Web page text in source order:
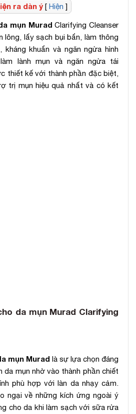
ra dàn ý [ Hiện ]
mụn Murad Clarifying Cleanser
lông, lấy sạch bụi bẩn, làm thông
kháng khuẩn và ngăn ngừa hình
lành mụn và ngăn ngừa tái
thiết kế với thành phần đặc biệt,
trị mụn hiệu quả nhất và có kết
da mụn Murad Clarifying
mụn Murad là sự lựa chọn đáng
da mụn nhờ vào thành phần chiết
phù hợp với làn da nhạy cảm.
ngại về những kích ứng ngoài ý
cho da khi làm sạch với sữa rửa